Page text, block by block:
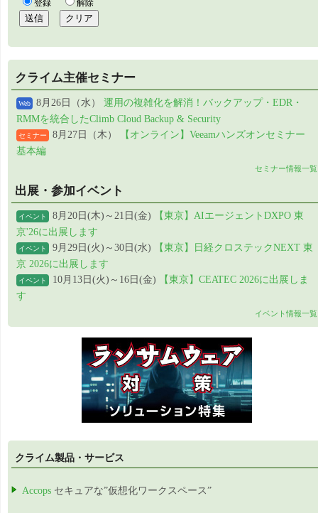
クライム主催セミナー
Web 8月26日（水） 運用の複雑化を解消！バックアップ・EDR・
RMMを統合したClimb Cloud Backup & Security
セミナー 8月27日（木）
【オンライン】Veeamハンズオンセミナー
基本編
セミナー情報一覧
出展・参加イベント
イベント 8月20日(木)～21日(金)
【東京】AIエージェントDXPO 東
京'26に出展します
イベント 9月29日(火)～30日(水)
【東京】日経クロステックNEXT 東
京 2026に出展します
イベント 10月13日(火)～16日(金)
【東京】CEATEC 2026に出展しま
す
イベント情報一覧
クライム製品・サービス
Accops セキュアな”仮想化ワークスペース”